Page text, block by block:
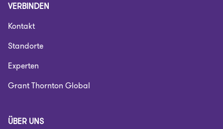
VERBINDEN
Kontakt
Standorte
Experten
Grant Thornton Global
ÜBER UNS